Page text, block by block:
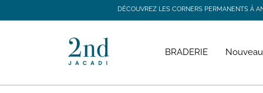
DÉCOUVREZ LES CORNERS PERMANENTS À
BRADERIE